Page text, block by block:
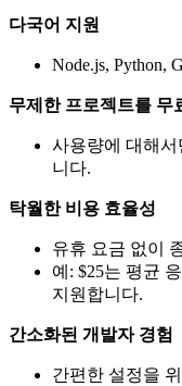
다국어 지원
Node.js, Python,
무제한 프로젝트를 무
사용량에 대해
니다.
탁월한 비용 효율성
유휴 요금 없이
예: $25는 평균
지원합니다.
간소화된 개발자 경험
간편한 설정을